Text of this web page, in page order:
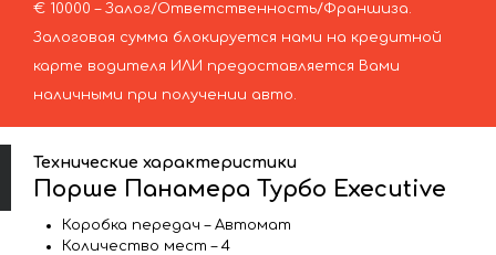
€ 10000 – Залог/Ответственность/Франшиза.
Залоговая сумма блокируется нами на кредитной
карте водителя ИЛИ предоставляется Вами
наличными при получении авто.
Технические характеристики
Порше Панамера Турбо Executive
Коробка передач – Автомат
Количество мест – 4